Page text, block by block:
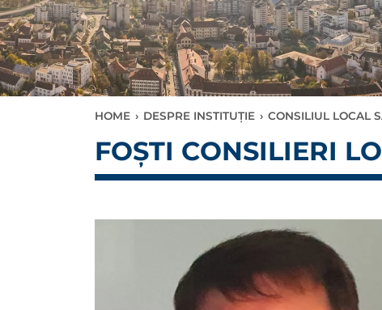
HOME › DESPRE INSTITUȚIE › CONSILIUL LOCAL
FOȘTI CONSILIERI